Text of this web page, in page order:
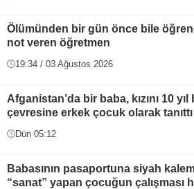
Ölümünden bir gün önce bile
not veren öğretmen
19:34 / 03 Ağustos 2026
Afganistan’da bir baba, kızını 10
çevresine erkek çocuk olarak tanıttı
Dün 05:12
Babasının pasaportuna siyah
“sanat” yapan çocuğun çalışması